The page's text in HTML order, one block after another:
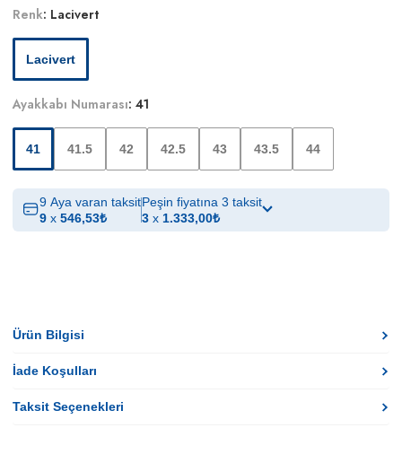
Renk: Lacivert
Lacivert
Ayakkabı Numarası: 41
41 41.5 42 42.5 43 43.5 44
9 Aya varan taksit
9 x 546,53₺
Peşin fiyatına 3 taksit
3 x 1.333,00₺
Ürün Bilgisi
İade Koşulları
Taksit Seçenekleri